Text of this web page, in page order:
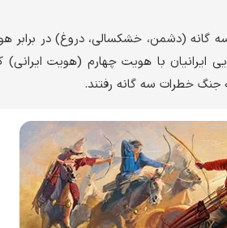
گانه (دشمن، خشکسالی، دروغ) در برابر
ایرانیان با هویت چهارم (هویت ایرانی)
جنگ خطرات سه گانه رفتند.